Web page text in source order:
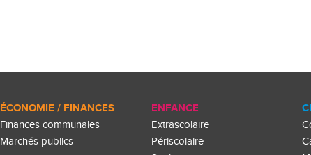
ÉCONOMIE / FINANCES
Finances communales
Marchés publics
ENFANCE
Extrascolaire
Périscolaire